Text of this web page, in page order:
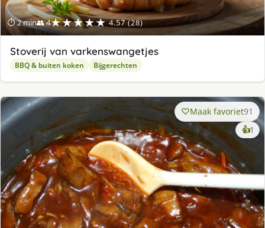
⏱ 2 min👥 4★★★★★ 4.57 (28)
Stoverij van varkenswangetjes
BBQ & buiten koken Bijgerechten
Maak favoriet91
👍1